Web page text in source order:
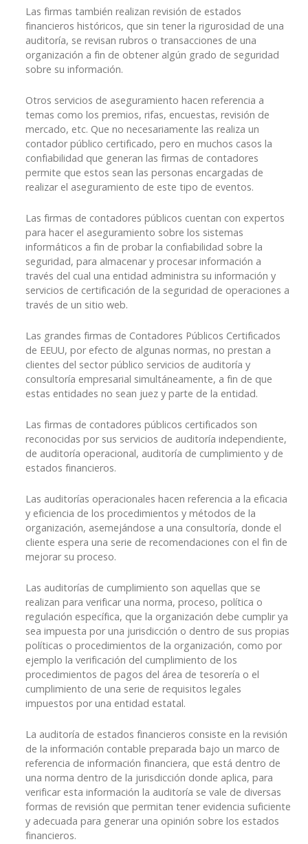
Las firmas también realizan revisión de estados
financieros históricos, que sin tener la rigurosidad de una
auditoría, se revisan rubros o transacciones de una
organización a fin de obtener algún grado de seguridad
sobre su información.
Otros servicios de aseguramiento hacen referencia a
temas como los premios, rifas, encuestas, revisión de
mercado, etc. Que no necesariamente las realiza un
contador público certificado, pero en muchos casos la
confiabilidad que generan las firmas de contadores
permite que estos sean las personas encargadas de
realizar el aseguramiento de este tipo de eventos.
Las firmas de contadores públicos cuentan con expertos
para hacer el aseguramiento sobre los sistemas
informáticos a fin de probar la confiabilidad sobre la
seguridad, para almacenar y procesar información a
través del cual una entidad administra su información y
servicios de certificación de la seguridad de operaciones a
través de un sitio web.
Las grandes firmas de Contadores Públicos Certificados
de EEUU, por efecto de algunas normas, no prestan a
clientes del sector público servicios de auditoría y
consultoría empresarial simultáneamente, a fin de que
estas entidades no sean juez y parte de la entidad.
Las firmas de contadores públicos certificados son
reconocidas por sus servicios de auditoría independiente,
de auditoría operacional, auditoría de cumplimiento y de
estados financieros.
Las auditorías operacionales hacen referencia a la eficacia
y eficiencia de los procedimientos y métodos de la
organización, asemejándose a una consultoría, donde el
cliente espera una serie de recomendaciones con el fin de
mejorar su proceso.
Las auditorías de cumplimiento son aquellas que se
realizan para verificar una norma, proceso, política o
regulación específica, que la organización debe cumplir ya
sea impuesta por una jurisdicción o dentro de sus propias
políticas o procedimientos de la organización, como por
ejemplo la verificación del cumplimiento de los
procedimientos de pagos del área de tesorería o el
cumplimiento de una serie de requisitos legales
impuestos por una entidad estatal.
La auditoría de estados financieros consiste en la revisión
de la información contable preparada bajo un marco de
referencia de información financiera, que está dentro de
una norma dentro de la jurisdicción donde aplica, para
verificar esta información la auditoría se vale de diversas
formas de revisión que permitan tener evidencia suficiente
y adecuada para generar una opinión sobre los estados
financieros.